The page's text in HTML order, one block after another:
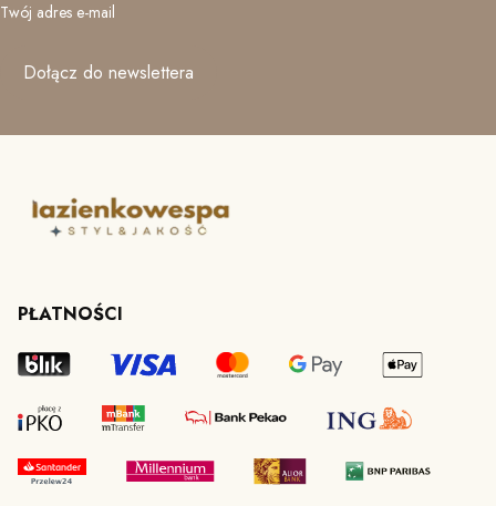
Twój adres e-mail
Dołącz do newslettera
PŁATNOŚCI